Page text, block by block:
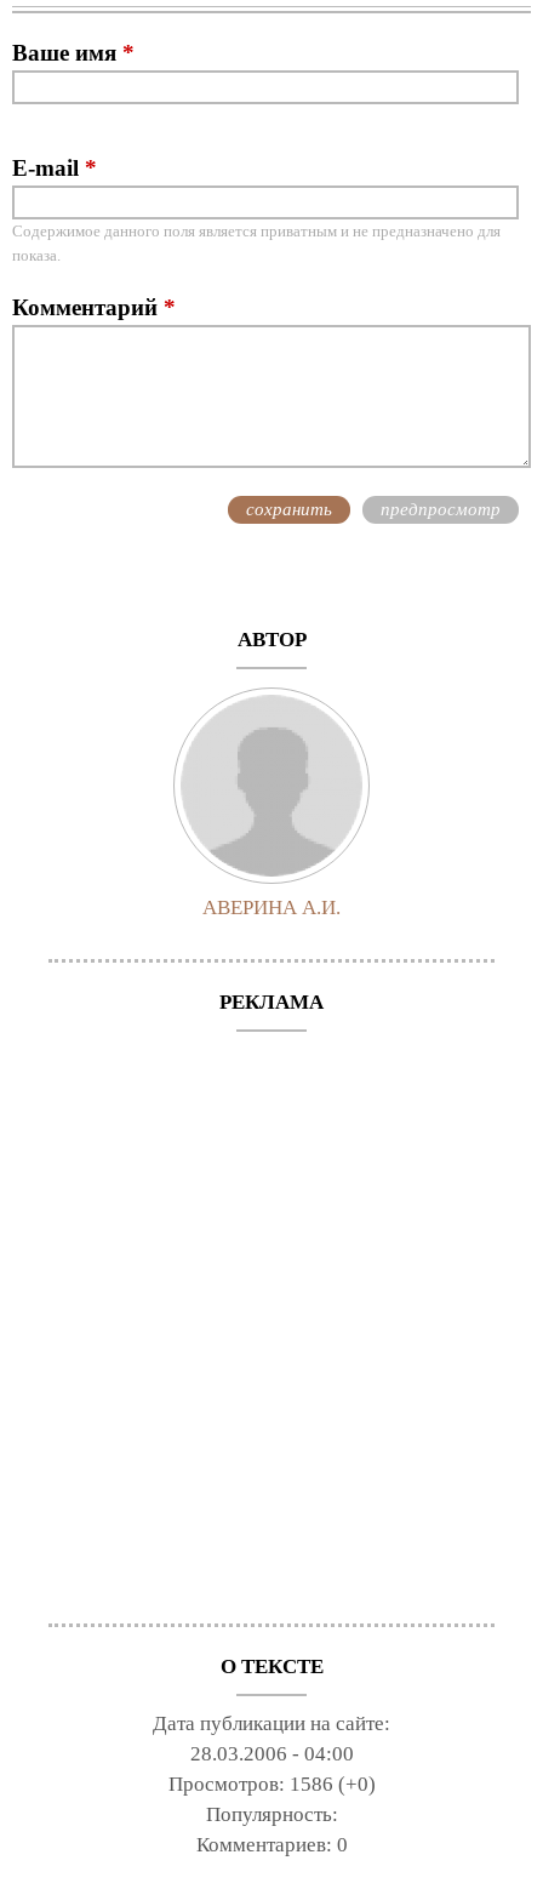
Ваше имя *
E-mail *
Содержимое данного поля является приватным и не предназначено для
показа.
Комментарий *
АВТОР
АВЕРИНА А.И.
РЕКЛАМА
О ТЕКСТЕ
Дата публикации на сайте:
28.03.2006 - 04:00
Просмотров: 1586 (+0)
Популярность:
Комментариев: 0